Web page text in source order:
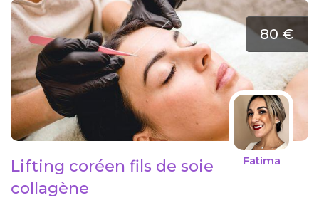
80 €
Fatima
Lifting coréen fils de soie
collagène